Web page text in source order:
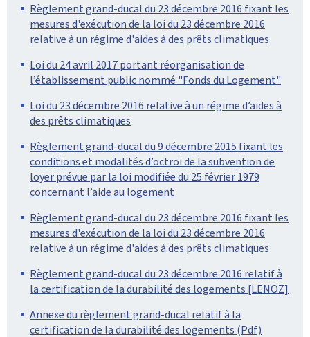
Règlement grand-ducal du 23 décembre 2016 fixant les
mesures d'exécution de la loi du 23 décembre 2016
relative à un régime d'aides à des prêts climatiques
Loi du 24 avril 2017 portant réorganisation de
l’établissement public nommé "Fonds du Logement"
Loi du 23 décembre 2016 relative à un régime d’aides à
des prêts climatiques
Règlement grand-ducal du 9 décembre 2015 fixant les
conditions et modalités d’octroi de la subvention de
loyer prévue par la loi modifiée du 25 février 1979
concernant l’aide au logement
Règlement grand-ducal du 23 décembre 2016 fixant les
mesures d'exécution de la loi du 23 décembre 2016
relative à un régime d'aides à des prêts climatiques
Règlement grand-ducal du 23 décembre 2016 relatif à
la certification de la durabilité des logements [LENOZ]
Annexe du règlement grand-ducal relatif à la
certification de la durabilité des logements (Pdf)